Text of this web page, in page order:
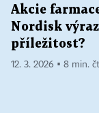
Akcie
Nordisk
příležitost?
12. 3. 2026 ▪ 8 min.